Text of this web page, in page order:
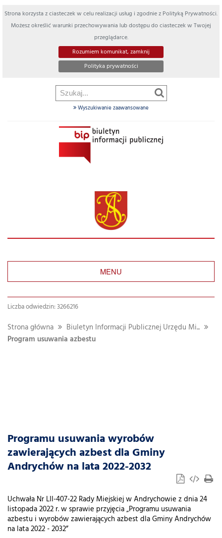
Strona korzysta z ciasteczek w celu realizacji usług i zgodnie z Polityką Prywatności.
Możesz określić warunki przechowywania lub dostępu do ciasteczek w Twojej
przeglądarce.
Rozumiem komunikat, zamknij
Polityka prywatności
Wyszukiwanie zaawansowane
MENU
Liczba odwiedzin: 3266216
Strona główna
Biuletyn Informacji Publicznej Urzędu Mi...
Program usuwania azbestu
Programu usuwania wyrobów
zawierających azbest dla Gminy
Andrychów na lata 2022-2032
Uchwała Nr LII-407-22 Rady Miejskiej w Andrychowie z dnia 24
listopada 2022 r. w sprawie przyjęcia „Programu usuwania
azbestu i wyrobów zawierających azbest dla Gminy Andrychów
na lata 2022 - 2032”